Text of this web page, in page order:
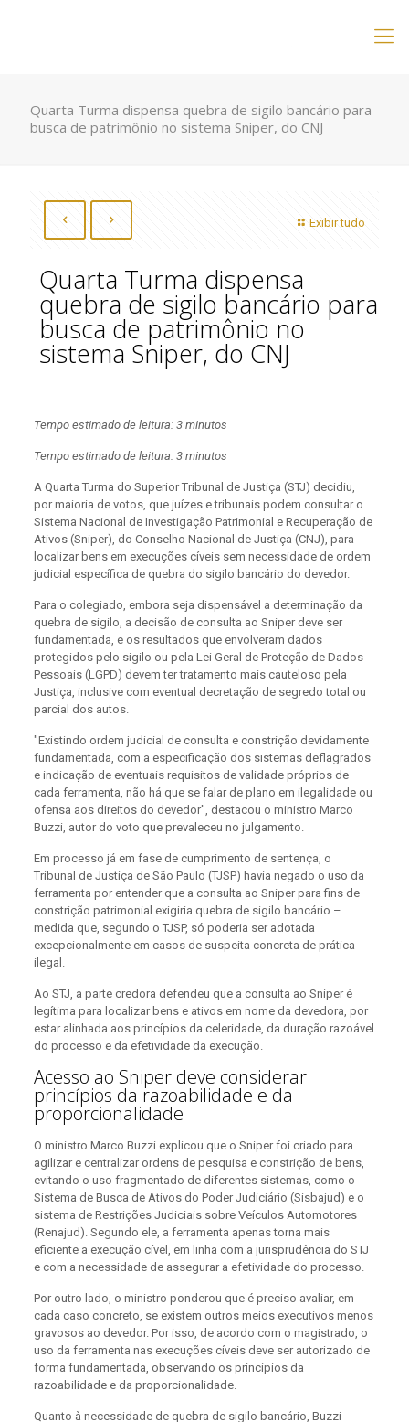
Quarta Turma dispensa quebra de sigilo bancário para
busca de patrimônio no sistema Sniper, do CNJ
Exibir tudo
Quarta Turma dispensa
quebra de sigilo bancário para
busca de patrimônio no
sistema Sniper, do CNJ
Tempo estimado de leitura: 3 minutos
Tempo estimado de leitura: 3 minutos
A Quarta Turma do Superior Tribunal de Justiça (STJ) decidiu,
por maioria de votos, que juízes e tribunais podem consultar o
Sistema Nacional de Investigação Patrimonial e Recuperação de
Ativos (Sniper), do Conselho Nacional de Justiça (CNJ), para
localizar bens em execuções cíveis sem necessidade de ordem
judicial específica de quebra do sigilo bancário do devedor.
Para o colegiado, embora seja dispensável a determinação da
quebra de sigilo, a decisão de consulta ao Sniper deve ser
fundamentada, e os resultados que envolveram dados
protegidos pelo sigilo ou pela Lei Geral de Proteção de Dados
Pessoais (LGPD) devem ter tratamento mais cauteloso pela
Justiça, inclusive com eventual decretação de segredo total ou
parcial dos autos.
"Existindo ordem judicial de consulta e constrição devidamente
fundamentada, com a especificação dos sistemas deflagrados
e indicação de eventuais requisitos de validade próprios de
cada ferramenta, não há que se falar de plano em ilegalidade ou
ofensa aos direitos do devedor", destacou o ministro Marco
Buzzi, autor do voto que prevaleceu no julgamento.
Em processo já em fase de cumprimento de sentença, o
Tribunal de Justiça de São Paulo (TJSP) havia negado o uso da
ferramenta por entender que a consulta ao Sniper para fins de
constrição patrimonial exigiria quebra de sigilo bancário –
medida que, segundo o TJSP, só poderia ser adotada
excepcionalmente em casos de suspeita concreta de prática
ilegal.
Ao STJ, a parte credora defendeu que a consulta ao Sniper é
legítima para localizar bens e ativos em nome da devedora, por
estar alinhada aos princípios da celeridade, da duração razoável
do processo e da efetividade da execução.
Acesso ao Sniper deve considerar
princípios da razoabilidade e da
proporcionalidade
O ministro Marco Buzzi explicou que o Sniper foi criado para
agilizar e centralizar ordens de pesquisa e constrição de bens,
evitando o uso fragmentado de diferentes sistemas, como o
Sistema de Busca de Ativos do Poder Judiciário (Sisbajud) e o
sistema de Restrições Judiciais sobre Veículos Automotores
(Renajud). Segundo ele, a ferramenta apenas torna mais
eficiente a execução cível, em linha com a jurisprudência do STJ
e com a necessidade de assegurar a efetividade do processo.
Por outro lado, o ministro ponderou que é preciso avaliar, em
cada caso concreto, se existem outros meios executivos menos
gravosos ao devedor. Por isso, de acordo com o magistrado, o
uso da ferramenta nas execuções cíveis deve ser autorizado de
forma fundamentada, observando os princípios da
razoabilidade e da proporcionalidade.
Quanto à necessidade de quebra de sigilo bancário, Buzzi